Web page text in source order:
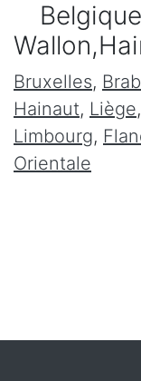
Bruxelles,
Hainaut, Liège,
Limbourg,
Orientale